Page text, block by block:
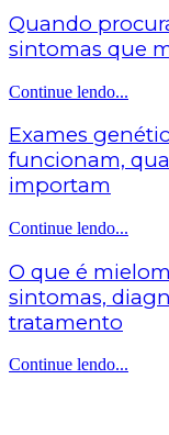
Quando
sintomas que
Continue lendo...
Exames
funcionam,
importam
Continue lendo...
O que é
sintomas,
tratamento
Continue lendo...